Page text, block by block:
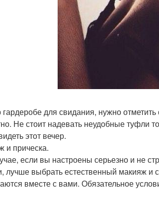
гардеробе для свидания, нужно
Не стоит надевать неудобные туфли
этот вечер.
и прическа.
если вы настроены серьезно и не
лучше выбрать естественный макияж и
вместе с вами. Обязательное